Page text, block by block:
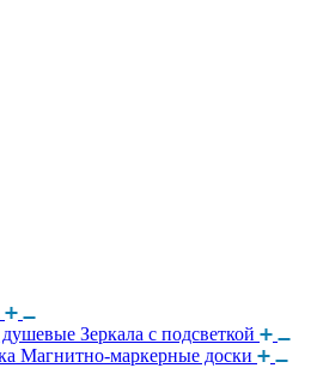
Зеркала с подсветкой
Магнитно-маркерные доски